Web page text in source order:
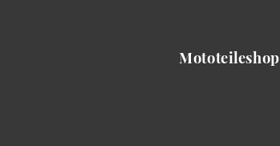
Mototeileshop